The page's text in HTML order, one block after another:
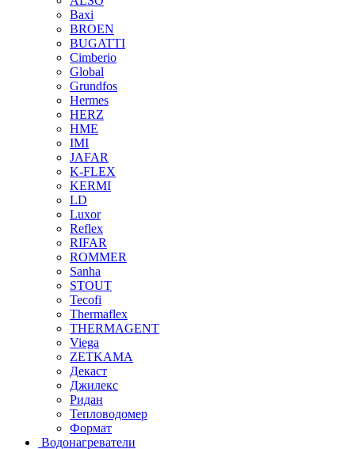
Baxi
BROEN
BUGATTI
Cimberio
Global
Grundfos
Hermes
HERZ
HME
IMI
JAFAR
K-FLEX
KERMI
LD
Luxor
Reflex
RIFAR
ROMMER
Sanha
STOUT
Tecofi
Thermaflex
THERMAGENT
Viega
ZETKAMA
Декаст
Джилекс
Ридан
Тепловодомер
Формат
Водонагреватели